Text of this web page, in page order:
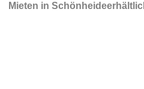
Mieten in